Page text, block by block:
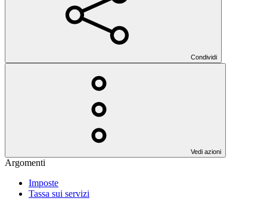
Condividi
Vedi azioni
Argomenti
Imposte
Tassa sui servizi